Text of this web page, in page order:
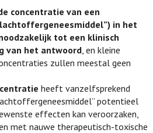
concentratie van een
in het
tot een klinisch
van het antwoord, en kleine
zullen meestal geen
heeft vanzelfsprekend
potentieel
effecten kan veroorzaken,
met nauwe therapeutisch-toxische